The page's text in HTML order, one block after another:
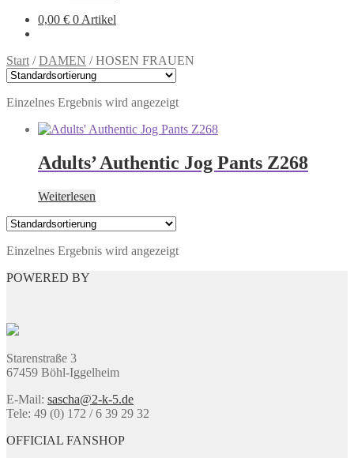
0,00 € 0 Artikel
Start /DAMEN /HOSEN FRAUEN
Einzelnes Ergebnis wird angezeigt
Adults’ Authentic Jog Pants Z268
Weiterlesen
Einzelnes Ergebnis wird angezeigt
POWERED BY
Starenstraße 3
67459 Böhl-Iggelheim
E-Mail: sascha@2-k-5.de
Tele: 49 (0) 172 / 6 39 29 32
OFFICIAL FANSHOP